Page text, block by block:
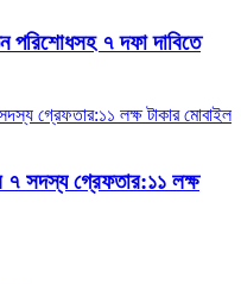
পরিশোধসহ ৭ দফা দাবিতে
সদস্য গ্রেফতার:১১ লক্ষ